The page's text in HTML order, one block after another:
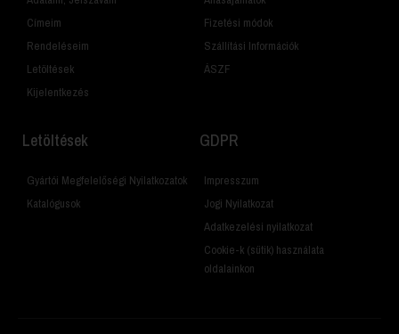
Címeim
Rendeléseim
Letöltések
Kijelentkezés
Fizetési módok
Szállítási Információk
ÁSZF
Letöltések
Gyártói Megfelelőségi Nyilatkozatok
Katalógusok
GDPR
Impresszum
Jogi Nyilatkozat
Adatkezelési nyilatkozat
Cookie-k (sütik) használata
oldalainkon